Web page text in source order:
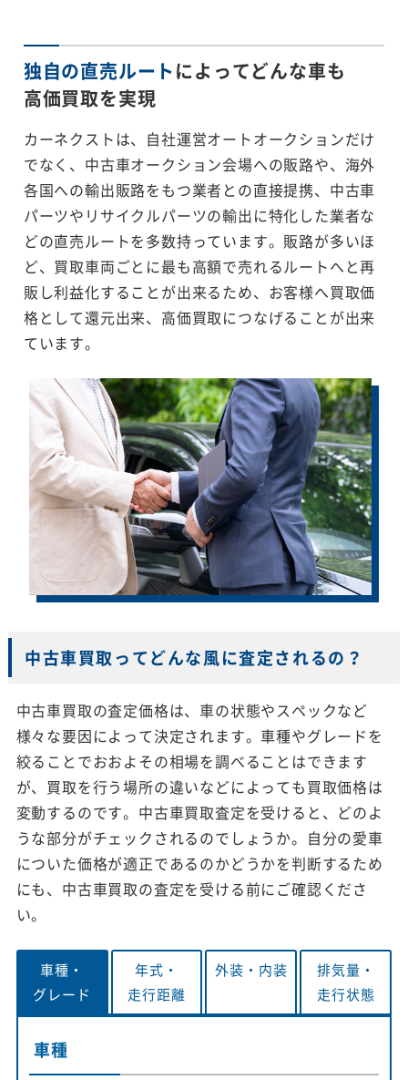
独自の直売ルートによってどんな車も
高価買取を実現
カーネクストは、自社運営オートオークションだけ
でなく、中古車オークション会場への販路や、海外
各国への輸出販路をもつ業者との直接提携、中古車
パーツやリサイクルパーツの輸出に特化した業者な
どの直売ルートを多数持っています。販路が多いほ
ど、買取車両ごとに最も高額で売れるルートへと再
販し利益化することが出来るため、お客様へ買取価
格として還元出来、高価買取につなげることが出来
ています。
中古車買取ってどんな風に査定されるの？
中古車買取の査定価格は、車の状態やスペックなど
様々な要因によって決定されます。車種やグレードを
絞ることでおおよその相場を調べることはできます
が、買取を行う場所の違いなどによっても買取価格は
変動するのです。中古車買取査定を受けると、どのよ
うな部分がチェックされるのでしょうか。自分の愛車
についた価格が適正であるのかどうかを判断するため
にも、中古車買取の査定を受ける前にご確認くださ
い。
車種・
グレード
年式・
走行距離
外装・ 内装
排気量・
走行状態
車種